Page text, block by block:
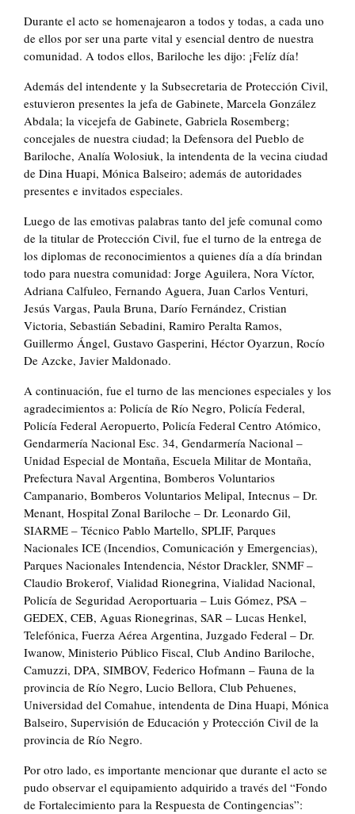
Durante el acto se homenajearon a todos y todas, a cada uno
de ellos por ser una parte vital y esencial dentro de nuestra
comunidad. A todos ellos, Bariloche les dijo: ¡Felíz día!
Además del intendente y la Subsecretaria de Protección Civil,
estuvieron presentes la jefa de Gabinete, Marcela González
Abdala; la vicejefa de Gabinete, Gabriela Rosemberg;
concejales de nuestra ciudad; la Defensora del Pueblo de
Bariloche, Analía Wolosiuk, la intendenta de la vecina ciudad
de Dina Huapi, Mónica Balseiro; además de autoridades
presentes e invitados especiales.
Luego de las emotivas palabras tanto del jefe comunal como
de la titular de Protección Civil, fue el turno de la entrega de
los diplomas de reconocimientos a quienes día a día brindan
todo para nuestra comunidad: Jorge Aguilera, Nora Víctor,
Adriana Calfuleo, Fernando Aguera, Juan Carlos Venturi,
Jesús Vargas, Paula Bruna, Darío Fernández, Cristian
Victoria, Sebastián Sebadini, Ramiro Peralta Ramos,
Guillermo Ángel, Gustavo Gasperini, Héctor Oyarzun, Rocío
De Azcke, Javier Maldonado.
A continuación, fue el turno de las menciones especiales y los
agradecimientos a: Policía de Río Negro, Policía Federal,
Policía Federal Aeropuerto, Policía Federal Centro Atómico,
Gendarmería Nacional Esc. 34, Gendarmería Nacional –
Unidad Especial de Montaña, Escuela Militar de Montaña,
Prefectura Naval Argentina, Bomberos Voluntarios
Campanario, Bomberos Voluntarios Melipal, Intecnus – Dr.
Menant, Hospital Zonal Bariloche – Dr. Leonardo Gil,
SIARME – Técnico Pablo Martello, SPLIF, Parques
Nacionales ICE (Incendios, Comunicación y Emergencias),
Parques Nacionales Intendencia, Néstor Drackler, SNMF –
Claudio Brokerof, Vialidad Rionegrina, Vialidad Nacional,
Policía de Seguridad Aeroportuaria – Luis Gómez, PSA –
GEDEX, CEB, Aguas Rionegrinas, SAR – Lucas Henkel,
Telefónica, Fuerza Aérea Argentina, Juzgado Federal – Dr.
Iwanow, Ministerio Público Fiscal, Club Andino Bariloche,
Camuzzi, DPA, SIMBOV, Federico Hofmann – Fauna de la
provincia de Río Negro, Lucio Bellora, Club Pehuenes,
Universidad del Comahue, intendenta de Dina Huapi, Mónica
Balseiro, Supervisión de Educación y Protección Civil de la
provincia de Río Negro.
Por otro lado, es importante mencionar que durante el acto se
pudo observar el equipamiento adquirido a través del “Fondo
de Fortalecimiento para la Respuesta de Contingencias”: